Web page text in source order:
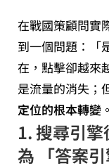
在戰國策顧問實
到一個問題：「
在，點擊卻越來
是流量的消失；
定位的根本轉變
1. 搜尋引
為 「答案引